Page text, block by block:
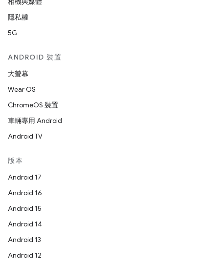
隱私權
5G
ANDROID 裝置
大螢幕
Wear OS
ChromeOS 裝置
車輛專用 Android
Android TV
版本
Android 17
Android 16
Android 15
Android 14
Android 13
Android 12